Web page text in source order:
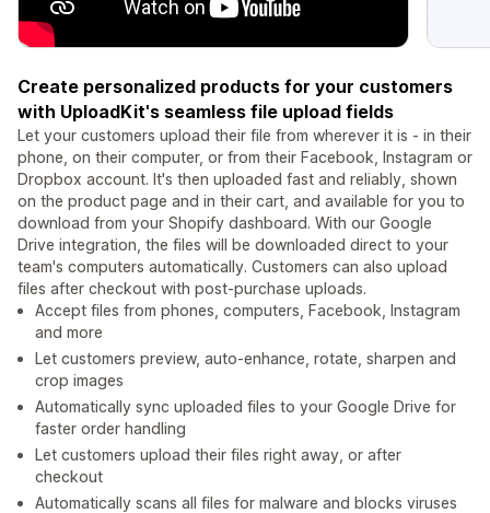
Create personalized products for your customers
with UploadKit's seamless file upload fields
Let your customers upload their file from wherever it is - in their
phone, on their computer, or from their Facebook, Instagram or
Dropbox account. It's then uploaded fast and reliably, shown
on the product page and in their cart, and available for you to
download from your Shopify dashboard. With our Google
Drive integration, the files will be downloaded direct to your
team's computers automatically. Customers can also upload
files after checkout with post-purchase uploads.
Accept files from phones, computers, Facebook, Instagram
and more
Let customers preview, auto-enhance, rotate, sharpen and
crop images
Automatically sync uploaded files to your Google Drive for
faster order handling
Let customers upload their files right away, or after
checkout
Automatically scans all files for malware and blocks viruses